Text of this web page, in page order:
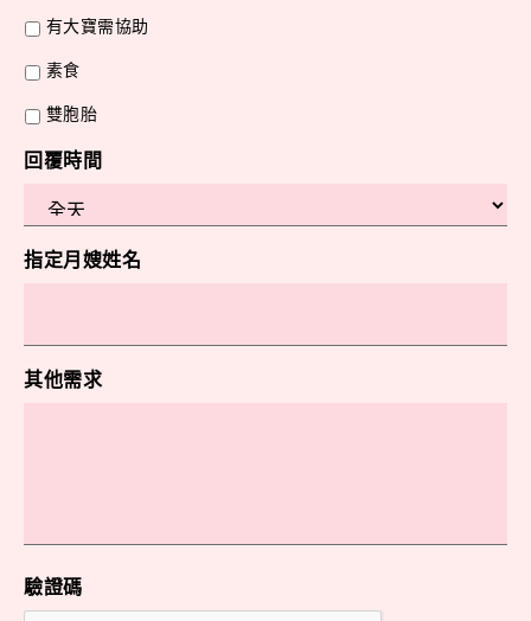
有大寶需協助
素食
雙胞胎
回覆時間
指定月嫂姓名
其他需求
驗證碼